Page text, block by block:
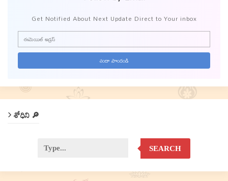
Get Notified About Next Update Direct to Your inbox
శోధిని 🔎
SEARCH